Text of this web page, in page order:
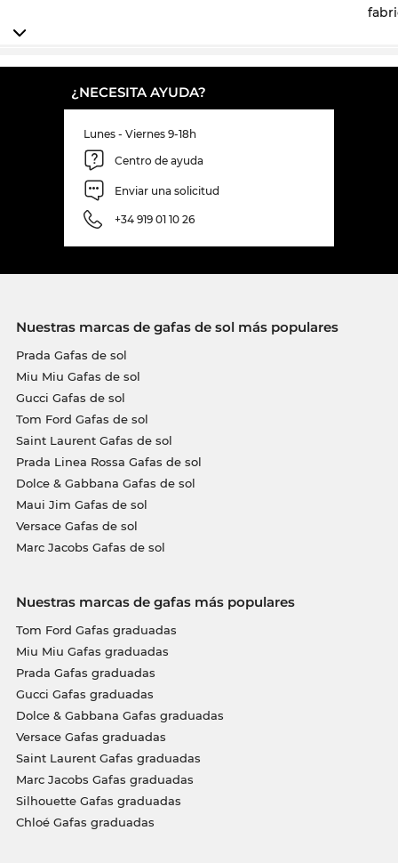
¿NECESITA AYUDA?
Lunes - Viernes 9-18h
Centro de ayuda
Enviar una solicitud
+34 919 01 10 26
Nuestras marcas de gafas de sol más populares
Prada Gafas de sol
Miu Miu Gafas de sol
Gucci Gafas de sol
Tom Ford Gafas de sol
Saint Laurent Gafas de sol
Prada Linea Rossa Gafas de sol
Dolce & Gabbana Gafas de sol
Maui Jim Gafas de sol
Versace Gafas de sol
Marc Jacobs Gafas de sol
Nuestras marcas de gafas más populares
Tom Ford Gafas graduadas
Miu Miu Gafas graduadas
Prada Gafas graduadas
Gucci Gafas graduadas
Dolce & Gabbana Gafas graduadas
Versace Gafas graduadas
Saint Laurent Gafas graduadas
Marc Jacobs Gafas graduadas
Silhouette Gafas graduadas
Chloé Gafas graduadas